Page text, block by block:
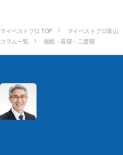
マイベストプロ TOP マイベストプロ富山
コラム一覧
仮眠・昼寝・二度寝